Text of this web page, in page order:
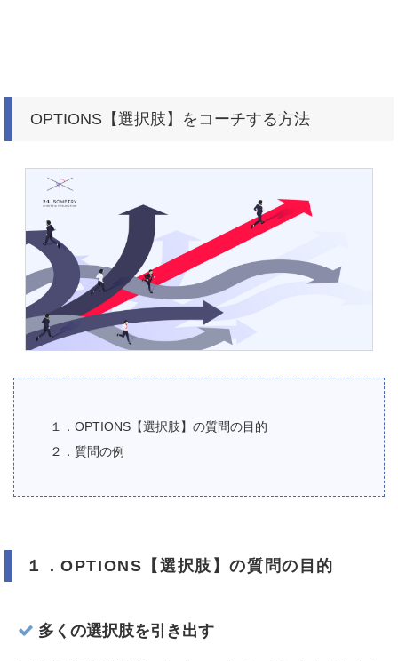
OPTIONS【選択肢】をコーチする方法
１．OPTIONS【選択肢】の質問の目的
２．質問の例
１．OPTIONS【選択肢】の質問の目的
多くの選択肢を引き出す